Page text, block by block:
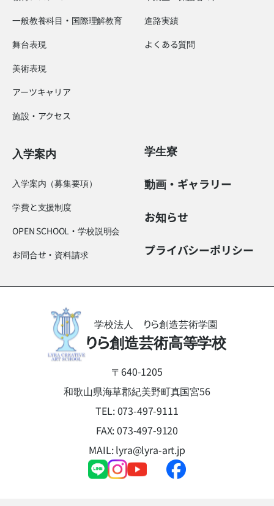
一般教養科目・国際理解教育
舞台表現
美術表現
アーツキャリア
施設・アクセス
進路実績
よくある質問
入学案内
入学案内（募集要項）
学費と支援制度
OPEN SCHOOL・学校説明会
お問合せ・資料請求
学生寮
動画・ギャラリー
お知らせ
プライバシーポリシー
学校法人 りら創造芸術学園
りら創造芸術高等学校
〒640-1205
和歌山県海草郡紀美野町真国宮56
TEL:073-497-9111
FAX: 073-497-9120
MAIL:lyra@lyra-art.jp